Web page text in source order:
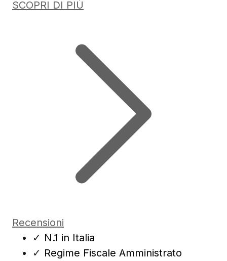
SCOPRI DI PIÙ
Recensioni
✓ N.1 in Italia
✓ Regime Fiscale Amministrato